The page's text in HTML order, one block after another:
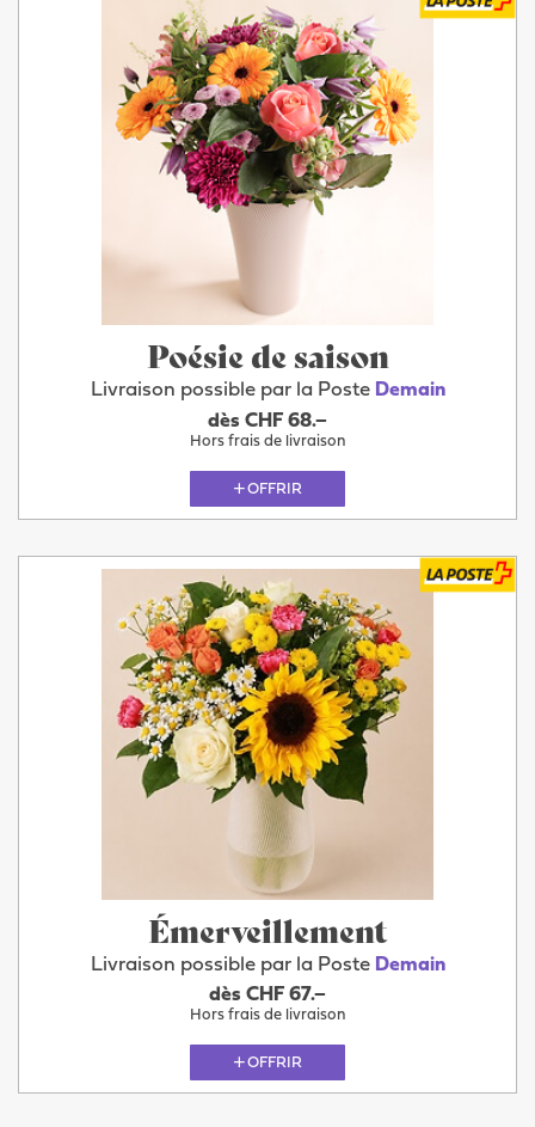
Poésie de saison
Livraison possible par la Poste Demain
dès CHF 68.–
Hors frais de livraison
OFFRIR
Émerveillement
Livraison possible par la Poste Demain
dès CHF 67.–
Hors frais de livraison
OFFRIR